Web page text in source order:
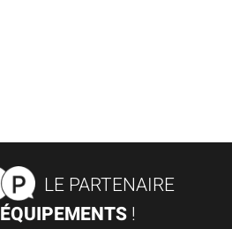
LE PARTENAIRE
ÉQUIPEMENTS!